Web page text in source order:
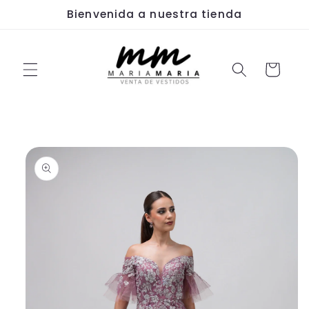
directamenteBienvenida a nuestra tienda
Carrito
información
del producto